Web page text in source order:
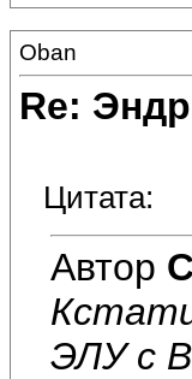
Oban
Re:
Цитата:
Автор
ЭЛУ с